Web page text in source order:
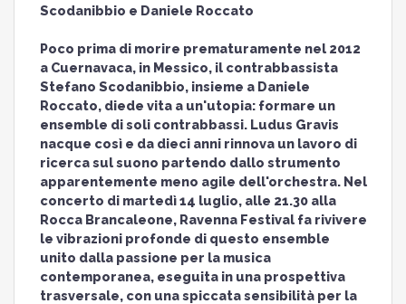
Scodanibbio e Daniele Roccato
Poco prima di morire prematuramente nel 2012
a Cuernavaca, in Messico, il contrabbassista
Stefano Scodanibbio, insieme a Daniele
Roccato, diede vita a un'utopia: formare un
ensemble di soli contrabbassi. Ludus Gravis
nacque così e da dieci anni rinnova un lavoro di
ricerca sul suono partendo dallo strumento
apparentemente meno agile dell'orchestra. Nel
concerto di martedì 14 luglio, alle 21.30 alla
Rocca Brancaleone, Ravenna Festival fa rivivere
le vibrazioni profonde di questo ensemble
unito dalla passione per la musica
contemporanea, eseguita in una prospettiva
trasversale, con una spiccata sensibilità per la